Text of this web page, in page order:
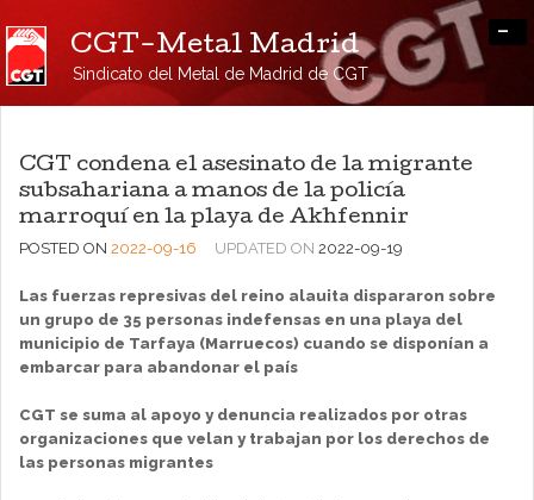
CGT-Metal Madrid
Sindicato del Metal de Madrid de CGT
-
CGT condena el asesinato de la migrante
subsahariana a manos de la policía
marroquí en la playa de Akhfennir
POSTED ON 2022-09-16 UPDATED ON 2022-09-19
Las fuerzas represivas del reino alauita dispararon sobre
un grupo de 35 personas indefensas en una playa del
municipio de Tarfaya (Marruecos) cuando se disponían a
embarcar para abandonar el país
CGT se suma al apoyo y denuncia realizados por otras
organizaciones que velan y trabajan por los derechos de
las personas migrantes